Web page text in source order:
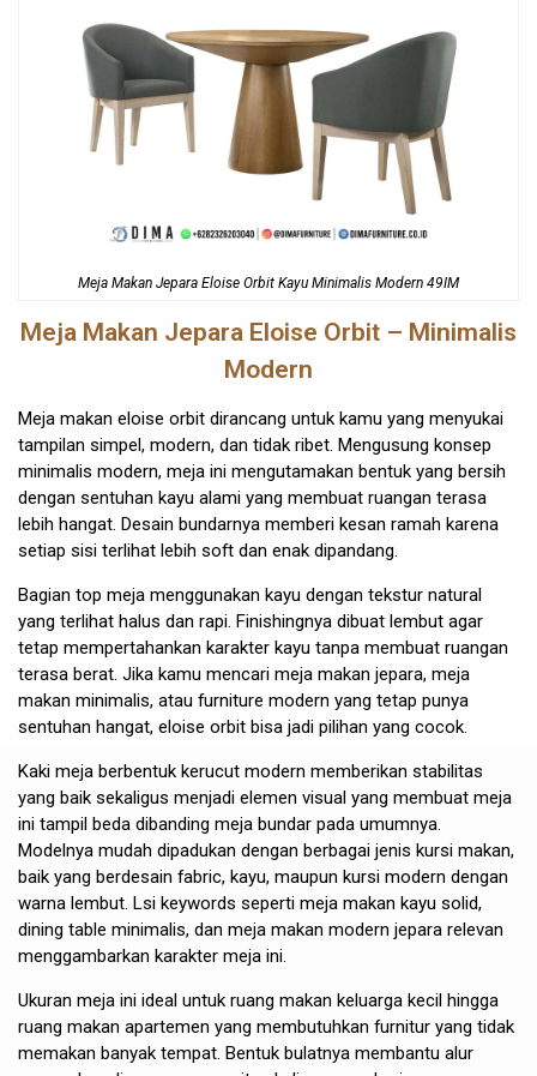
Meja Makan Jepara Eloise Orbit Kayu Minimalis Modern 49IM
Meja Makan Jepara Eloise Orbit – Minimalis
Modern
Meja makan eloise orbit dirancang untuk kamu yang menyukai
tampilan simpel, modern, dan tidak ribet. Mengusung konsep
minimalis modern, meja ini mengutamakan bentuk yang bersih
dengan sentuhan kayu alami yang membuat ruangan terasa
lebih hangat. Desain bundarnya memberi kesan ramah karena
setiap sisi terlihat lebih soft dan enak dipandang.
Bagian top meja menggunakan kayu dengan tekstur natural
yang terlihat halus dan rapi. Finishingnya dibuat lembut agar
tetap mempertahankan karakter kayu tanpa membuat ruangan
terasa berat. Jika kamu mencari meja makan jepara, meja
makan minimalis, atau furniture modern yang tetap punya
sentuhan hangat, eloise orbit bisa jadi pilihan yang cocok.
Kaki meja berbentuk kerucut modern memberikan stabilitas
yang baik sekaligus menjadi elemen visual yang membuat meja
ini tampil beda dibanding meja bundar pada umumnya.
Modelnya mudah dipadukan dengan berbagai jenis kursi makan,
baik yang berdesain fabric, kayu, maupun kursi modern dengan
warna lembut. Lsi keywords seperti meja makan kayu solid,
dining table minimalis, dan meja makan modern jepara relevan
menggambarkan karakter meja ini.
Ukuran meja ini ideal untuk ruang makan keluarga kecil hingga
ruang makan apartemen yang membutuhkan furnitur yang tidak
memakan banyak tempat. Bentuk bulatnya membantu alur